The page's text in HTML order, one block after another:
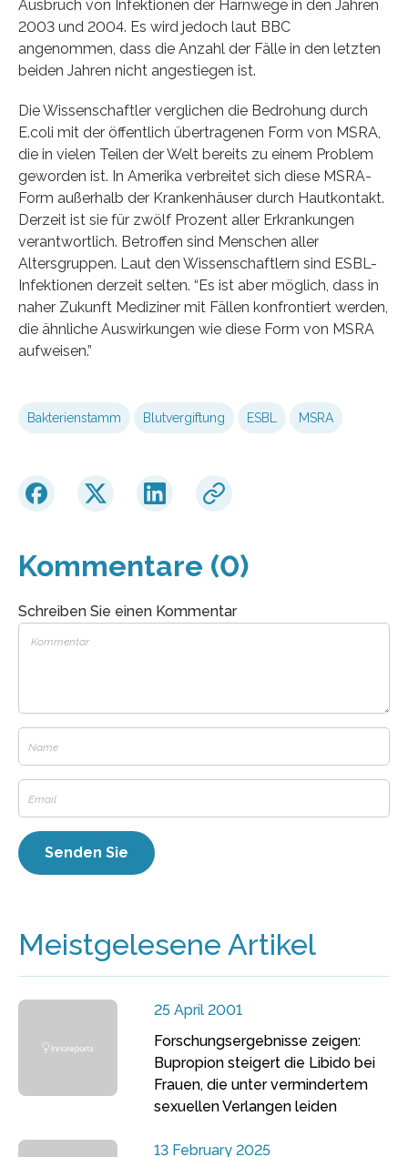
Ausbruch von Infektionen der Harnwege in den Jahren
2003 und 2004. Es wird jedoch laut BBC
angenommen, dass die Anzahl der Fälle in den letzten
beiden Jahren nicht angestiegen ist.
Die Wissenschaftler verglichen die Bedrohung durch
E.coli mit der öffentlich übertragenen Form von MSRA,
die in vielen Teilen der Welt bereits zu einem Problem
geworden ist. In Amerika verbreitet sich diese MSRA-
Form außerhalb der Krankenhäuser durch Hautkontakt.
Derzeit ist sie für zwölf Prozent aller Erkrankungen
verantwortlich. Betroffen sind Menschen aller
Altersgruppen. Laut den Wissenschaftlern sind ESBL-
Infektionen derzeit selten. “Es ist aber möglich, dass in
naher Zukunft Mediziner mit Fällen konfrontiert werden,
die ähnliche Auswirkungen wie diese Form von MSRA
aufweisen.”
Bakterienstamm Blutvergiftung ESBL MSRA
Kommentare (0)
Schreiben Sie einen Kommentar
Meistgelesene Artikel
25 April 2001
Forschungsergebnisse zeigen:
Bupropion steigert die Libido bei
Frauen, die unter vermindertem
sexuellen Verlangen leiden
13 February 2025